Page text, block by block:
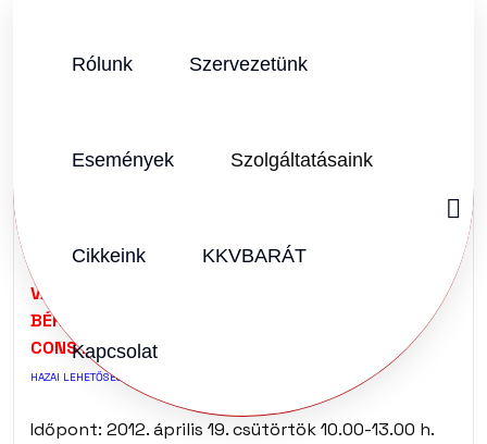
Rólunk Szervezetünk
Események Szolgáltatásaink
Cikkeink KKVBARÁT
Kapcsolat
SZERZŐ: KKVHÁZ SZERKESZTŐSÉG
VÁLSÁGMENEDZSELÉS
VÁLSÁGMENEDZSELÉS – KITÖRÉSI PONTOK –
BÉRLAKÁSÉPÍTÉS SZAKMAI KEREKASZTAL A
CONSTRUMÁN AZ URBICON KIÁLLÍTÁSON
HAZAI LEHETŐSÉGEK-NEMZETKÖZI TAPASZTALATOK
Időpont: 2012. április 19. csütörtök 10.00-13.00 h.